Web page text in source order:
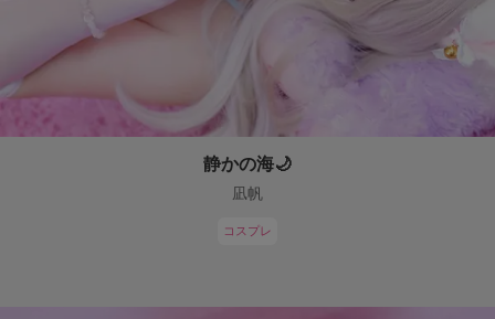
静かの海🌙
凪帆
コスプレ